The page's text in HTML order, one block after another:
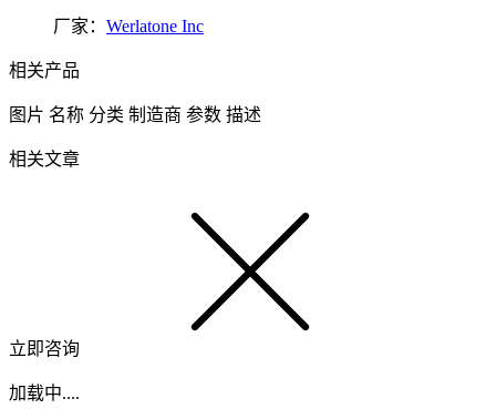
厂家： Werlatone Inc
相关产品
图片 名称 分类 制造商 参数 描述
相关文章
立即咨询
加载中....